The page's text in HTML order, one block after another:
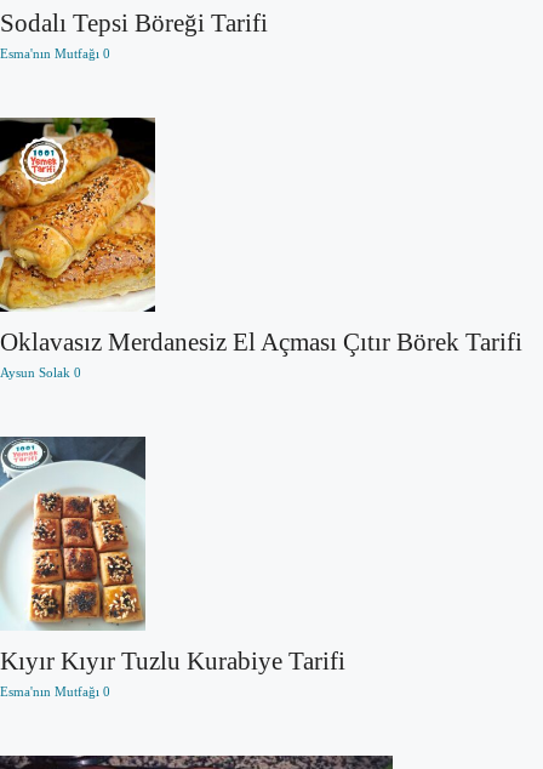
Sodalı Tepsi Böreği Tarifi
Esma'nın Mutfağı 0
Oklavasız Merdanesiz El Açması Çıtır Börek Tarifi
Aysun Solak 0
Kıyır Kıyır Tuzlu Kurabiye Tarifi
Esma'nın Mutfağı 0